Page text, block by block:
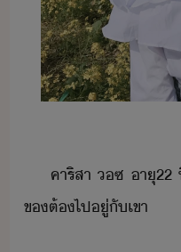
คาริ​สา​ ​ซ​ ​าุ​
ข​ต้​ไป​ู่​ั​เขา